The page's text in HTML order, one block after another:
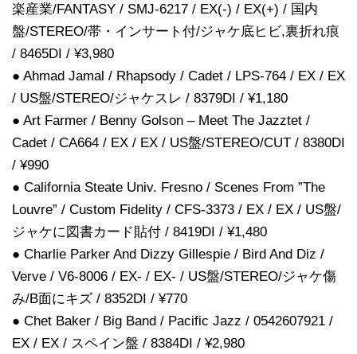
楽産業/FANTASY / SMJ-6217 / EX(-) / EX(+) / 国内
盤/STEREO/帯・インサート付/ジャケ底ヒビ,裏折れ痕
/ 8465DI / ¥3,980
● Ahmad Jamal / Rhapsody / Cadet / LPS-764 / EX / EX
/ US盤/STEREO/ジャケスレ / 8379DI / ¥1,180
● Art Farmer / Benny Golson – Meet The Jazztet /
Cadet / CA664 / EX / EX / US盤/STEREO/CUT / 8380DI
/ ¥990
● California Steate Univ. Fresno / Scenes From ”The
Louvre” / Custom Fidelity / CFS-3373 / EX / EX / US盤/
ジャケに図書カード貼付 / 8419DI / ¥1,480
● Charlie Parker And Dizzy Gillespie / Bird And Diz /
Verve / V6-8006 / EX- / EX- / US盤/STEREO/ジャケ傷
み/B面にキズ / 8352DI / ¥770
● Chet Baker / Big Band / Pacific Jazz / 0542607921 /
EX / EX / スペイン盤 / 8384DI / ¥2,980